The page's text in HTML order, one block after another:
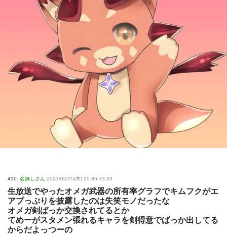
410: 名無しさん 2021/02/25(木) 20:36:33.33
生放送でやったオメガ武器の所有率グラフでキムフクがエ
アプっぷりを披露したのは失笑モノだったな
オメガ剣ばっか交換されてるとか
てめーがスタメン張れるキャラを剣得意でばっか出してる
からだよっつーの